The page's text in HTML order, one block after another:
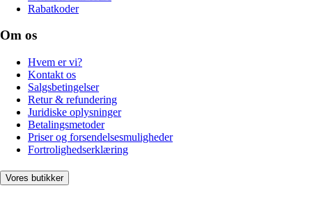
Rabatkoder
Om os
Hvem er vi?
Kontakt os
Salgsbetingelser
Retur & refundering
Juridiske oplysninger
Betalingsmetoder
Priser og forsendelsesmuligheder
Fortrolighedserklæring
Vores butikker